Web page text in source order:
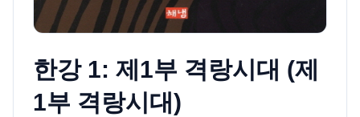
한강 1: 제1부 격랑시대 (제
1부 격랑시대)